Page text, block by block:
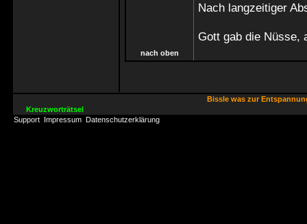
Nach langzeitiger
Gott gab die Nüsse,
nach oben
Bissle was zur
Kreuzworträtsel
Support Impressum Datenschutzerklärung